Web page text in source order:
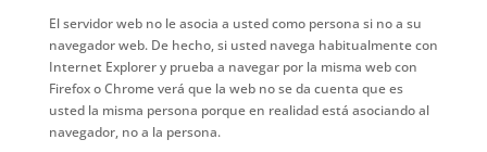
El servidor web no le asocia a usted como persona si no a su
navegador web. De hecho, si usted navega habitualmente con
Internet Explorer y prueba a navegar por la misma web con
Firefox o Chrome verá que la web no se da cuenta que es
usted la misma persona porque en realidad está asociando al
navegador, no a la persona.